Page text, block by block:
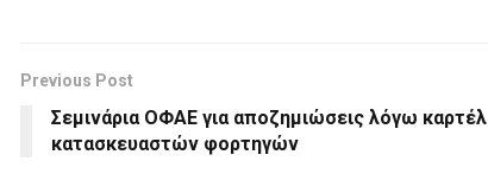
Previous Post
Σεμινάρια ΟΦΑΕ για αποζημιώσεις λόγω καρτέλ
κατασκευαστών φορτηγών